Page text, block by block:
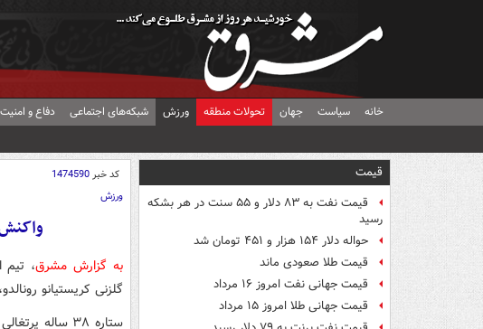
خانه سیاست جهان تحولات منطقه ورزش شبکه‌های اجتماعی دفاع و امنیت
قیمت
قیمت نفت به ۸۳ دلار و ۵۵ سنت در هر بشکه
رسید
حواله دلار ۱۵۴ هزار و ۴۵۱ تومان شد
قیمت طلا صعودی ماند
قیمت جهانی نفت امروز ۱۶ مرداد
قیمت جهانی طلا امروز ۱۵ مرداد
کد خبر1474590
ورزش
به گزارش مشرق،
گلزنی کریستیانو
ستاره ۳۸